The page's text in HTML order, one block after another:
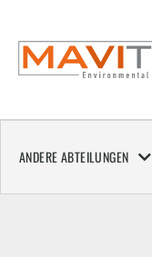
ANDERE ABTEILUNGEN